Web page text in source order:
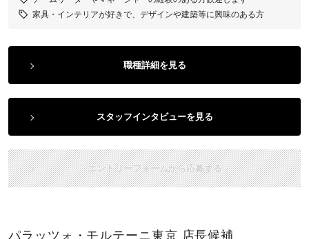
家具・インテリアが好きで、デザインや建築等に興味のある方
職種詳細を見る
スタッフインタビューを見る
エントリーフォームから応募する
パラッツォ・モルテーニ東京 店長候補